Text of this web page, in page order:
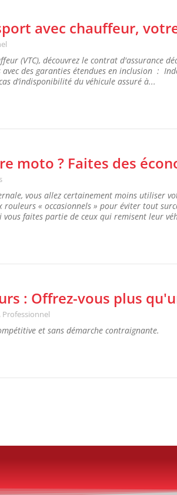
avec chauffeur,
(VTC), découvrez le contrat d'assurance
des garanties étendues en inclusion :
d’indisponibilité du véhicule assuré à...
moto ? Faites des
vous allez certainement moins utiliser
rouleurs « occasionnels » pour éviter tout
vous faites partie de ceux qui remisent leur
: Offrez-vous plus
Professionnel
et sans démarche contraignante.